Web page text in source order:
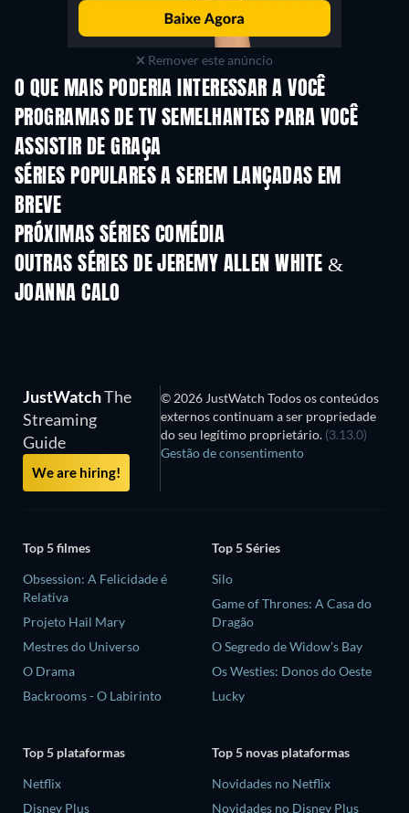
Remover este anúncio
O QUE MAIS PODERIA INTERESSAR A VOCÊ
Série Série
PROGRAMAS DE TV SEMELHANTES PARA VOCÊ
ASSISTIR DE GRAÇA
SÉRIES POPULARES A SEREM LANÇADAS EM
BREVE
PRÓXIMAS SÉRIES COMÉDIA
Temporada 6 Temporada 2
OUTRAS SÉRIES DE JEREMY ALLEN WHITE &
JOANNA CALO
JustWatchThe
Streaming
Guide
We are hiring!
© 2026 JustWatch Todos os conteúdos
externos continuam a ser propriedade
do seu legítimo proprietário. (3.13.0)
Gestão de consentimento
Top 5 filmes
Obsession: A Felicidade é
Relativa
Projeto Hail Mary
Mestres do Universo
O Drama
Backrooms - O Labirinto
Top 5 Séries
Silo
Game of Thrones: A Casa do
Dragão
O Segredo de Widow's Bay
Os Westies: Donos do Oeste
Lucky
Top 5 plataformas
Netflix
Disney Plus
Top 5 novas plataformas
Novidades no Netflix
Novidades no Disney Plus